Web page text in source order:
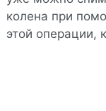
колена при
этой операции,